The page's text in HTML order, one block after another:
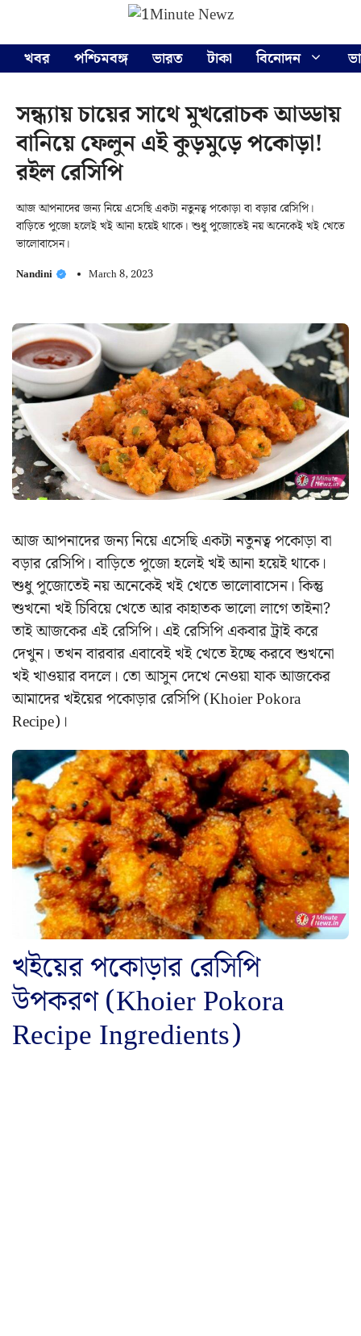
content
খবর
পশ্চিমবঙ্গ ভারত টাকা বিনোদন
সন্ধ্যায় চায়ের সাথে মুখরোচক আড্ডায়
বানিয়ে ফেলুন এই কুড়মুড়ে পকোড়া!
রইল রেসিপি
আজ আপনাদের জন্য নিয়ে এসেছি একটা নতুনত্ব পকোড়া বা বড়ার রেসিপি।
বাড়িতে পুজো হলেই খই আনা হয়েই থাকে। শুধু পুজোতেই নয় অনেকেই খই খেতে
ভালোবাসেন।
Nandini March 8, 2023
আজ আপনাদের জন্য নিয়ে এসেছি একটা নতুনত্ব পকোড়া বা
বড়ার রেসিপি। বাড়িতে পুজো হলেই খই আনা হয়েই থাকে।
শুধু পুজোতেই নয় অনেকেই খই খেতে ভালোবাসেন। কিন্তু
শুখনো খই চিবিয়ে খেতে আর কাহাতক ভালো লাগে তাইনা?
তাই আজকের এই রেসিপি। এই রেসিপি একবার ট্রাই করে
দেখুন। তখন বারবার এবাবেই খই খেতে ইচ্ছে করবে শুখনো
খই খাওয়ার বদলে। তো আসুন দেখে নেওয়া যাক আজকের
আমাদের খইয়ের পকোড়ার রেসিপি (Khoier Pokora
Recipe)।
খইয়ের পকোড়ার রেসিপি
উপকরণ (Khoier Pokora
Recipe Ingredients)